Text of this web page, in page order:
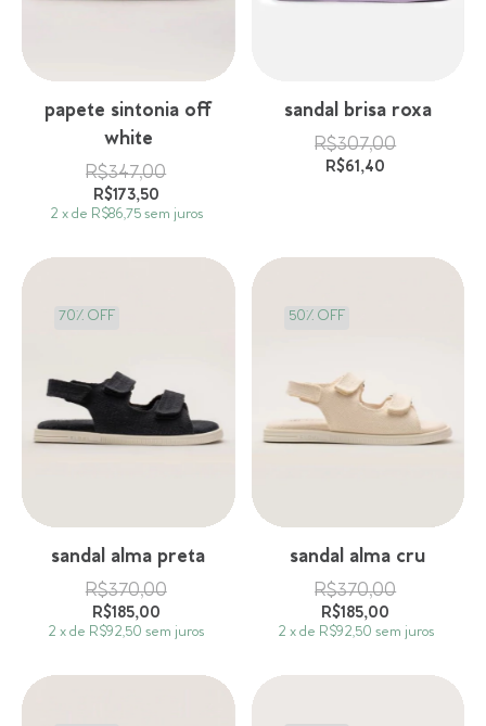
papete sintonia off
white
R$347,00
R$173,50
2 x de R$86,75 sem juros
sandal brisa roxa
R$307,00
R$61,40
70% OFF
sandal alma preta
R$370,00
R$185,00
2 xde R$92,50 sem juros
50% OFF
sandal alma cru
R$370,00
R$185,00
2 x de R$92,50 sem juros